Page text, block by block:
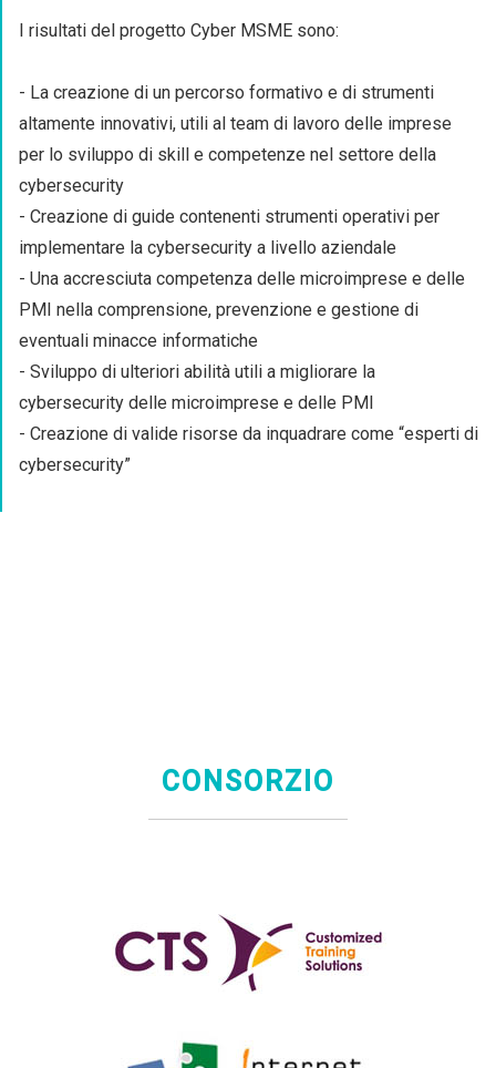
I risultati del progetto Cyber MSME sono:
- La creazione di un percorso formativo e di strumenti
altamente innovativi, utili al team di lavoro delle imprese
per lo sviluppo di skill e competenze nel settore della
cybersecurity
- Creazione di guide contenenti strumenti operativi per
implementare la cybersecurity a livello aziendale
- Una accresciuta competenza delle microimprese e delle
PMI nella comprensione, prevenzione e gestione di
eventuali minacce informatiche
- Sviluppo di ulteriori abilità utili a migliorare la
cybersecurity delle microimprese e delle PMI
- Creazione di valide risorse da inquadrare come “esperti di
cybersecurity”
CONSORZIO